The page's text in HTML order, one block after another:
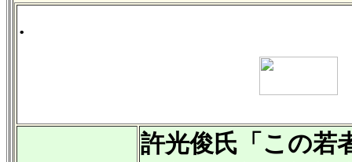
.
許光俊氏「この若